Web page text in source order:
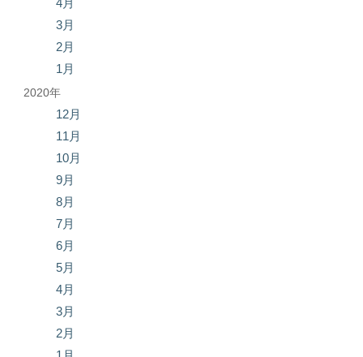
4月
3月
2月
1月
2020年
12月
11月
10月
9月
8月
7月
6月
5月
4月
3月
2月